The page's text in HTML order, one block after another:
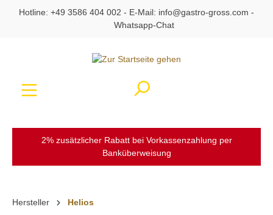
springen
Hotline: +49 3586 404 002 - E-Mail: info@gastro-gross.com -
Whatsapp-Chat
2% zusätzlicher Rabatt bei Vorkassenzahlung per
Banküberweisung
Hersteller Helios